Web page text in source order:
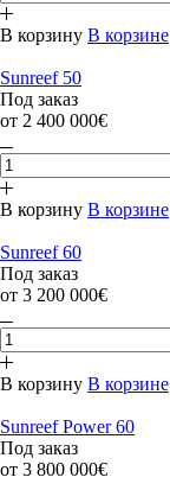
В корзину В корзине
Sunreef 50
Под заказ
от 2 400 000€
В корзину В корзине
Sunreef 60
Под заказ
от 3 200 000€
В корзину В корзине
Sunreef Power 60
Под заказ
от 3 800 000€